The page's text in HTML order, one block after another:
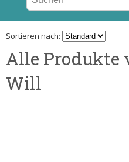
Sortieren nach:
Alle Produkte
Will